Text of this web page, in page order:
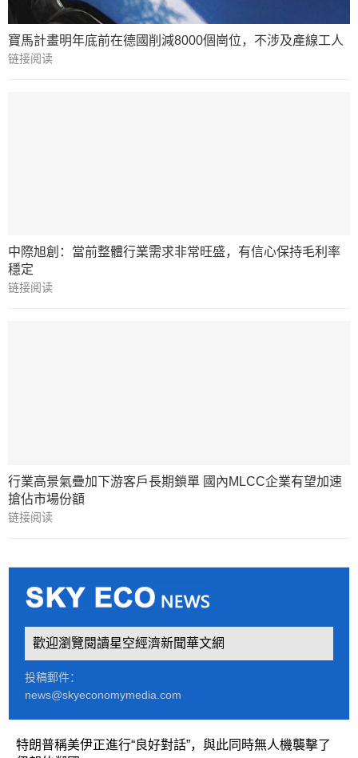
寶馬計畫明年底前在德國削減8000個崗位，不涉及產線工人
链接阅读
中際旭創：當前整體行業需求非常旺盛，有信心保持毛利率
穩定
链接阅读
行業高景氣疊加下游客戶長期鎖單 國內MLCC企業有望加速
搶佔市場份額
链接阅读
歡迎瀏覽閱讀星空經濟新聞華文網
投稿郵件：
news@skyeconomymedia.com
特朗普稱美伊正進行“良好對話”，與此同時無人機襲擊了